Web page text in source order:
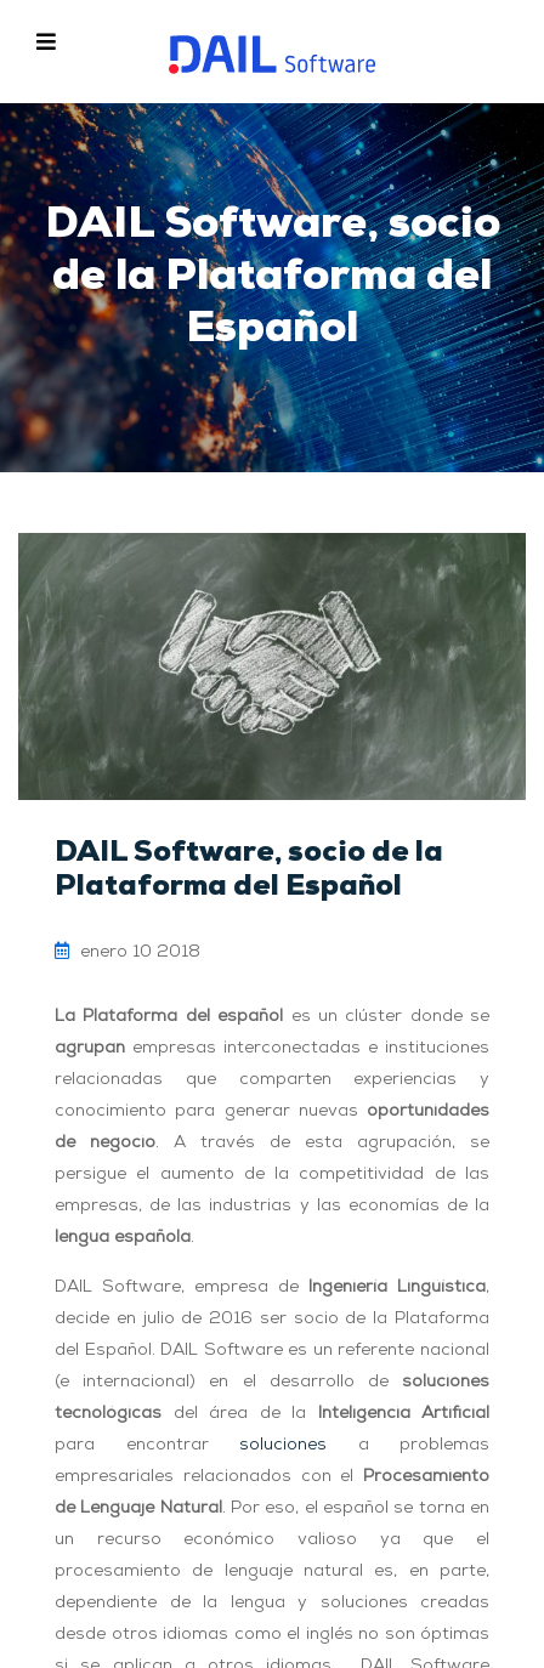
DAIL Software, socio
de la Plataforma del
Español
DAIL Software, socio de la
Plataforma del Español
enero 10 2018
La Plataforma del español es un clúster donde se
agrupan empresas interconectadas e instituciones
relacionadas que comparten experiencias y
conocimiento para generar nuevas oportunidades
de negocio. A través de esta agrupación, se
persigue el aumento de la competitividad de las
empresas, de las industrias y las economías de la
lengua española.
DAIL Software, empresa de Ingeniería Lingüística,
decide en julio de 2016 ser socio de la Plataforma
del Español. DAIL Software es un referente nacional
(e internacional) en el desarrollo de soluciones
tecnológicas del área de la Inteligencia Artificial
para encontrar soluciones a problemas
empresariales relacionados con el
Procesamiento
de Lenguaje Natural . Por eso, el español se torna en
un recurso económico valioso ya que el
procesamiento de lenguaje natural es, en parte,
dependiente de la lengua y soluciones creadas
desde otros idiomas como el inglés no son óptimas